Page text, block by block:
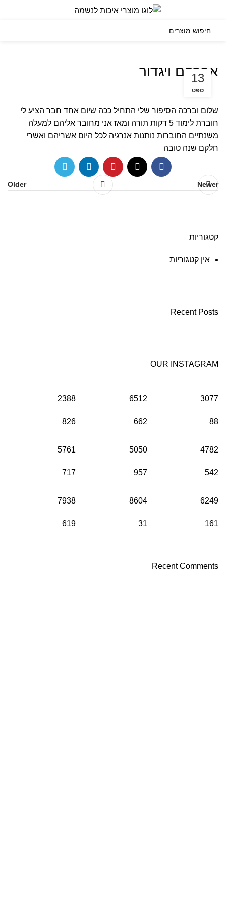
אברהם ויגדור
13
ספט
שלום וברכה הסיפור שלי התחיל ככה שיום אחד חבר הציע לי
חוברת לימוד 5 דקות תורה ומאז אני מחובר אליהם למעלה
משנתיים החוברות נותנות אנרגיה לכל היום אשריהם ואשרי
חלקם שנה טובה
Newer
Older
קטגוריות
אין קטגוריות
Recent Posts
OUR INSTAGRAM
3077
88
6512
662
2388
826
4782
542
5050
957
5761
717
6249
161
8604
31
7938
619
Recent Comments